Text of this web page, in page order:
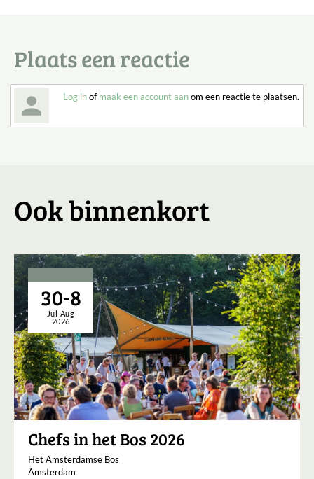
Plaats een reactie
Log inofmaak een account aanom een reactie te plaatsen.
Ook binnenkort
30-8
Jul-Aug
2026
Chefs in het Bos 2026
Het Amsterdamse Bos
Amsterdam